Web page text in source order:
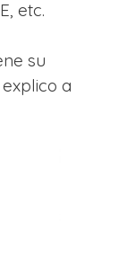
etc.
su
a